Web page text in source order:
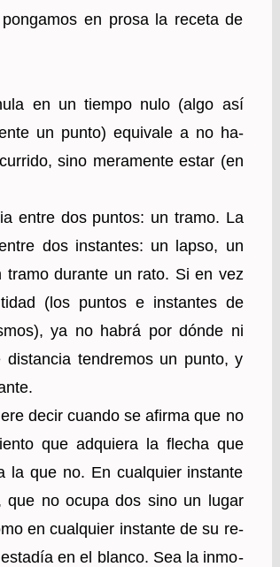
en prosa la re­ce­ta de
en un tiem­po nulo (algo así
un punto) equi­va­le a no ha­
sino me­ra­men­te estar (en
entre dos pun­tos: un tramo. La
dos ins­tan­tes: un lapso, un
tramo du­ran­te un rato. Si en vez
(los pun­tos e ins­tan­tes de
ya no habrá por dónde ni
ten­dre­mos un punto, y
decir cuan­do se afir­ma que no
que ad­quie­ra la fle­cha que
la que no. En cual­quier ins­tan­te
que no ocupa dos sino un lugar
en cual­quier ins­tan­te de su re­
en el blan­co. Sea la in­mo­